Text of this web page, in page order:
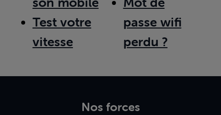
Test votre
vitesse
passe wifi
perdu ?
Nos forces